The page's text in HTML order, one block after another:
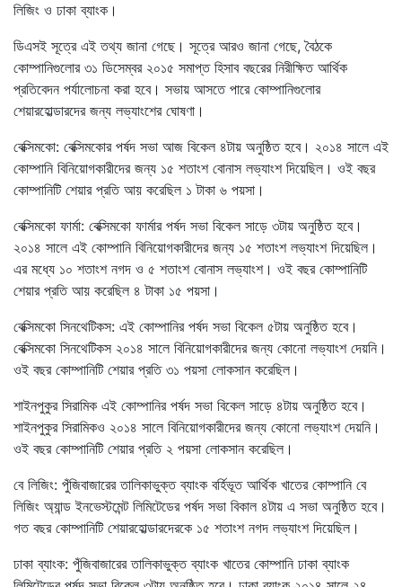
লিজিং ও ঢাকা ব্যাংক।
ডিএসই সূত্রে এই তথ্য জানা গেছে। সূত্রে আরও জানা গেছে, বৈঠকে
কোম্পানিগুলোর ৩১ ডিসেম্বর ২০১৫ সমাপ্ত হিসাব বছরের নিরীক্ষিত আর্থিক
প্রতিবেদন পর্যালোচনা করা হবে। সভায় আসতে পারে কোম্পানিগুলোর
শেয়ারহোল্ডারদের জন্য লভ্যাংশের ঘোষণা।
বেক্সিমকো: বেক্সিমকোর পর্ষদ সভা আজ বিকেল ৪টায় অনুষ্ঠিত হবে। ২০১৪ সালে এই
কোম্পানি বিনিয়োগকারীদের জন্য ১৫ শতাংশ বোনাস লভ্যাংশ দিয়েছিল। ওই বছর
কোম্পানিটি শেয়ার প্রতি আয় করেছিল ১ টাকা ৬ পয়সা।
বেক্সিমকো ফার্মা: বেক্সিমকো ফার্মার পর্ষদ সভা বিকেল সাড়ে ৩টায় অনুষ্ঠিত হবে।
২০১৪ সালে এই কোম্পানি বিনিয়োগকারীদের জন্য ১৫ শতাংশ লভ্যাংশ দিয়েছিল।
এর মধ্যে ১০ শতাংশ নগদ ও ৫ শতাংশ বোনাস লভ্যাংশ। ওই বছর কোম্পানিটি
শেয়ার প্রতি আয় করেছিল ৪ টাকা ১৫ পয়সা।
বেক্সিমকো সিনথেটিকস: এই কোম্পানির পর্ষদ সভা বিকেল ৫টায় অনুষ্ঠিত হবে।
বেক্সিমকো সিনথেটিকস ২০১৪ সালে বিনিয়োগকারীদের জন্য কোনো লভ্যাংশ দেয়নি।
ওই বছর কোম্পানিটি শেয়ার প্রতি ৩১ পয়সা লোকসান করেছিল।
শাইনপুকুর সিরামিক এই কোম্পানির পর্ষদ সভা বিকেল সাড়ে ৪টায় অনুষ্ঠিত হবে।
শাইনপুকুর সিরামিকও ২০১৪ সালে বিনিয়োগকারীদের জন্য কোনো লভ্যাংশ দেয়নি।
ওই বছর কোম্পানিটি শেয়ার প্রতি ২ পয়সা লোকসান করেছিল।
বে লিজিং: পুঁজিবাজারের তালিকাভুক্ত ব্যাংক বর্হিভূত আর্থিক খাতের কোম্পানি বে
লিজিং অ্যান্ড ইনভেস্টমেন্ট লিমিটেডের পর্ষদ সভা বিকাল ৪টায় এ সভা অনুষ্ঠিত হবে।
গত বছর কোম্পানিটি শেয়ারহোল্ডারদেরকে ১৫ শতাংশ নগদ লভ্যাংশ দিয়েছিল।
ঢাকা ব্যাংক: পুঁজিবাজারের তালিকাভুক্ত ব্যাংক খাতের কোম্পানি ঢাকা ব্যাংক